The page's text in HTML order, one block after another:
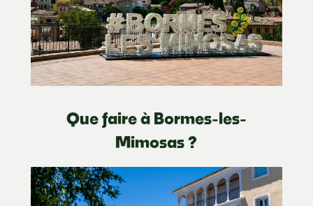
Que faire à Bormes-les-
Mimosas ?